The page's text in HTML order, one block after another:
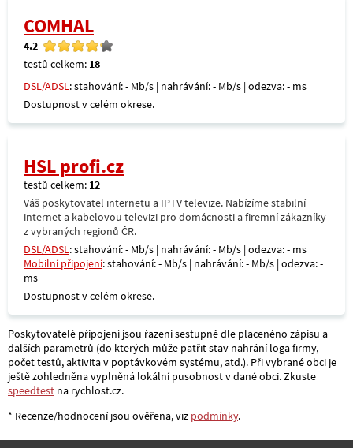
COMHAL
4.2
testů celkem: 18
DSL/ADSL: stahování: - Mb/s | nahrávání: - Mb/s | odezva: - ms
Dostupnost v celém okrese.
HSL profi.cz
testů celkem: 12
Váš poskytovatel internetu a IPTV televize. Nabízíme stabilní
internet a kabelovou televizi pro domácnosti a firemní zákazníky
z vybraných regionů ČR.
DSL/ADSL: stahování: - Mb/s | nahrávání: - Mb/s | odezva: - ms
Mobilní připojení: stahování: - Mb/s | nahrávání: - Mb/s | odezva: -
ms
Dostupnost v celém okrese.
Poskytovatelé připojení jsou řazeni sestupně dle placenéno zápisu a
dalších parametrů (do kterých může patřit stav nahrání loga firmy,
počet testů, aktivita v poptávkovém systému, atd.). Při vybrané obci je
ještě zohledněna vyplněná lokální pusobnost v dané obci. Zkuste
speedtest na rychlost.cz.
* Recenze/hodnocení jsou ověřena, viz podmínky.